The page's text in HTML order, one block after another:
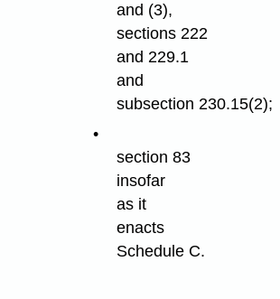
and (3),
sections 222
and 229.1
and
subsection 230.15(2);
section 83
insofar
as it
enacts
Schedule C.